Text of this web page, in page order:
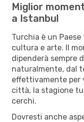
Miglior
a Istanbul
Turchia è un
cultura e arte. Il
dipenderà sempre
naturalmente, dal
effettivamente per
città, la stagione
cerchi.
Dovresti anche